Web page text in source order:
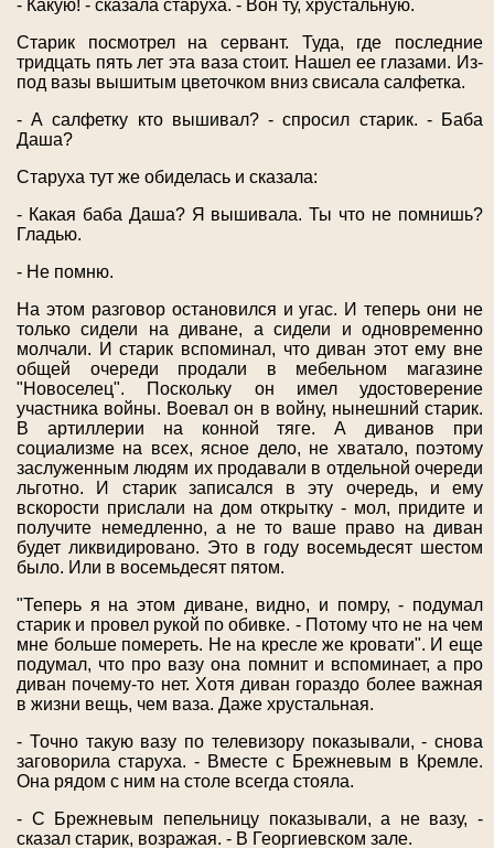
- Какую! - сказала старуха. - Вон ту, хрустальную.
Старик посмотрел на сервант. Туда, где последние
тридцать пять лет эта ваза стоит. Нашел ее глазами. Из-
под вазы вышитым цветочком вниз свисала салфетка.
- А салфетку кто вышивал? - спросил старик. - Баба
Даша?
Старуха тут же обиделась и сказала:
- Какая баба Даша? Я вышивала. Ты что не помнишь?
Гладью.
- Не помню.
На этом разговор остановился и угас. И теперь они не
только сидели на диване, а сидели и одновременно
молчали. И старик вспоминал, что диван этот ему вне
общей очереди продали в мебельном магазине
"Новоселец". Поскольку он имел удостоверение
участника войны. Воевал он в войну, нынешний старик.
В артиллерии на конной тяге. А диванов при
социализме на всех, ясное дело, не хватало, поэтому
заслуженным людям их продавали в отдельной очереди
льготно. И старик записался в эту очередь, и ему
вскорости прислали на дом открытку - мол, придите и
получите немедленно, а не то ваше право на диван
будет ликвидировано. Это в году восемьдесят шестом
было. Или в восемьдесят пятом.
"Теперь я на этом диване, видно, и помру, - подумал
старик и провел рукой по обивке. - Потому что не на чем
мне больше помереть. Не на кресле же кровати". И еще
подумал, что про вазу она помнит и вспоминает, а про
диван почему-то нет. Хотя диван гораздо более важная
в жизни вещь, чем ваза. Даже хрустальная.
- Точно такую вазу по телевизору показывали, - снова
заговорила старуха. - Вместе с Брежневым в Кремле.
Она рядом с ним на столе всегда стояла.
- С Брежневым пепельницу показывали, а не вазу, -
сказал старик, возражая. - В Георгиевском зале.